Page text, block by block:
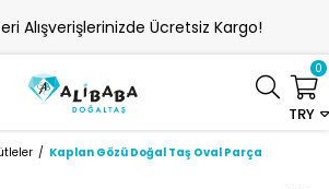
Alışverişlerinizde Ücretsiz Kargo!
TRY
0
Kaplan Gözü Doğal Taş Oval Parça